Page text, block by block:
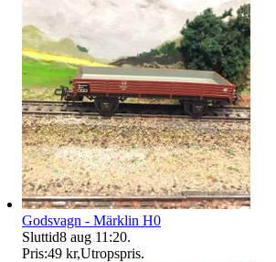
Godsvagn - Märklin H0
Sluttid8 aug 11:20.
Pris:49 kr,Utropspris.